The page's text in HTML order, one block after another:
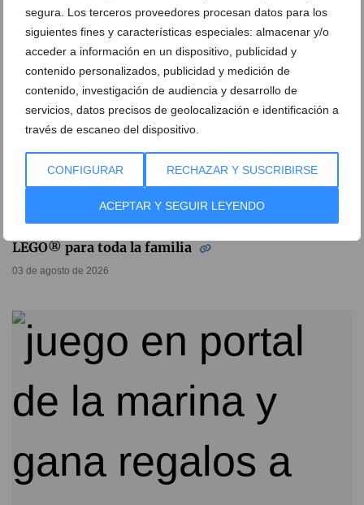
segura. Los terceros proveedores procesan datos para los
siguientes fines y características especiales: almacenar y/o
acceder a información en un dispositivo, publicidad y
contenido personalizados, publicidad y medición de
contenido, investigación de audiencia y desarrollo de
servicios, datos precisos de geolocalización e identificación a
través de escaneo del dispositivo.
CONFIGURAR RECHAZAR Y SUSCRIBIRSE
ACEPTAR Y SEGUIR LEYENDO
LEGO® para toda la familia
03 de agosto de 2026